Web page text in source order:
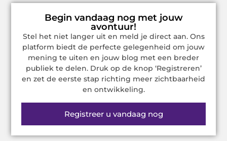
Begin vandaag nog met jouw
avontuur!
Stel het niet langer uit en meld je direct aan. Ons
platform biedt de perfecte gelegenheid om jouw
mening te uiten en jouw blog met een breder
publiek te delen. Druk op de knop ‘Registreren’
en zet de eerste stap richting meer zichtbaarheid
en ontwikkeling.
Registreer u vandaag nog